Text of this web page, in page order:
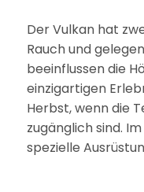
Der Vulkan hat
Rauch und
beeinflussen die
einzigartigen
Herbst, wenn die
zugänglich sind.
spezielle